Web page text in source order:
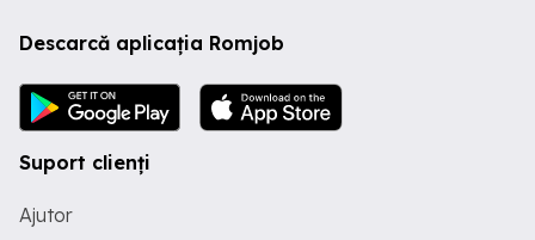
Descarcă aplicația Romjob
Suport clienți
Ajutor